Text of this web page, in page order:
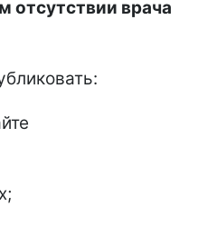
отсутствии врача